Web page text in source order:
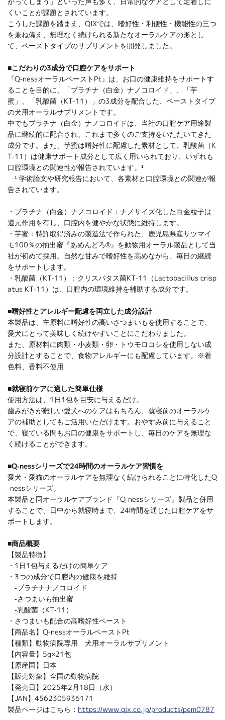
くいことが課題とされています。
こうした課題を踏まえ、QIXでは、嗜好性・利便性・機能性の三つ
を兼ね備え、無理なく続けられる新たなオーラルケアの形とし
て、ペーストタイプのサプリメントを開発しました。
■こだわりの3成分で口腔ケアをサポート
『Q-nessオーラルペーストPt』は、お口の健康維持をサポートす
ることを目的に、「プラチナ（白金）ナノコロイド」、「芋
蜜」、「乳酸菌（KT-11）」の3成分を配合した、ペーストタイプ
の犬用オーラルサプリメントです。
中でもプラチナ（白金）ナノコロイドは、当社の口腔ケア用途製
品に継続的に配合され、これまで多くのご支持をいただいてきた
成分です。また、芋蜜は嗜好性に配慮した素材として、乳酸菌（K
T-11）は健康サポート成分として広く用いられており、いずれも
口腔環境との関連性が報告されています。¹
¹ 学術論文や研究報告において、各素材と口腔環境との関連が報
告されています。
・プラチナ（白金）ナノコロイド：ナノサイズ化した白金粒子は
還元作用を有し、口腔内を健やかな状態に維持します。
・芋蜜：特許取得済みの製造法で作られた、鹿児島県産サツマイ
モ100％の抽出蜜『あめんどろ®』を動物用オーラル製品として当
社が初めて採用。自然な甘みで嗜好性を高めながら、毎日の継続
をサポートします。
・乳酸菌（KT-11）：クリスパタス菌KT-11（Lactobacillus crisp
atus KT-11）は、口腔内の環境維持を補助する成分です。
■嗜好性とアレルギー配慮を両立した成分設計
本製品は、主原料に嗜好性の高いさつまいもを使用することで、
愛犬にとって美味しく続けやすいことにこだわりました。
また、原材料に肉類・小麦類・卵・トウモロコシを使用しない成
分設計とすることで、食物アレルギーにも配慮しています。※着
色料、香料不使用
■就寝前ケアに適した簡単仕様
使用方法は、1日1包を目安に与えるだけ。
歯みがきが難しい愛犬へのケアはもちろん、就寝前のオーラルケ
アの補助としてもご活用いただけます。おやすみ前に与えること
で、寝ている間もお口の健康をサポートし、毎日のケアを無理な
く続けることができます。
■Q-nessシリーズで24時間のオーラルケア習慣を
愛犬・愛猫のオーラルケアを無理なく続けられることに特化したQ
-nessシリーズ。
本製品と同オーラルケアブランド『Q-nessシリーズ』製品と併用
することで、日中から就寝時まで、24時間を通じた口腔ケアをサ
ポートします。
■商品概要
【製品特徴】
・1日1包与えるだけの簡単ケア
・3つの成分で口腔内の健康を維持
‐プラチナナノコロイド
‐さつまいも抽出蜜
‐乳酸菌（KT-11）
・さつまいも配合の高嗜好性ペースト
【商品名】Q-nessオーラルペーストPt
【種類】動物病院専用 犬用オーラルサプリメント
【内容量】5g×21包
【原産国】日本
【販売対象】全国の動物病院
【発売日】2025年2月18日（水）
【JAN】4562305936171
製品ページはこちら： https://www.qix.co.jp/products/pem0787